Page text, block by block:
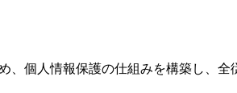
個人情報保護の仕組みを構築し、